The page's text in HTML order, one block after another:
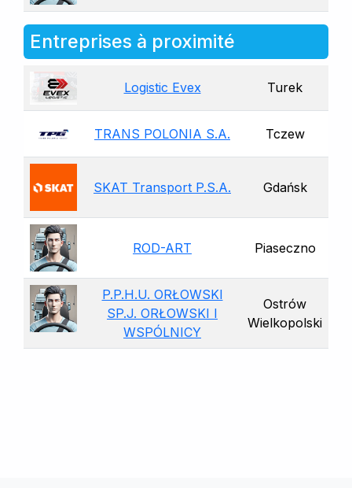
Entreprises à proximité
Logistic Evex Turek
TRANS POLONIA S.A. Tczew
SKAT Transport P.S.A. Gdańsk
ROD-ART Piaseczno
P.P.H.U. ORŁOWSKI
SP.J. ORŁOWSKI I
WSPÓLNICY
Ostrów
Wielkopolski